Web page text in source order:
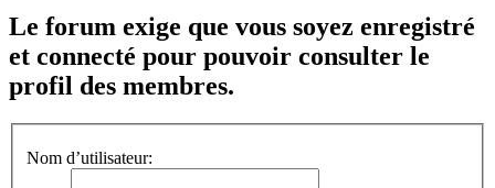
Le forum exige que vous soyez enregistré
et connecté pour pouvoir consulter le
profil des membres.
Nom d’utilisateur: